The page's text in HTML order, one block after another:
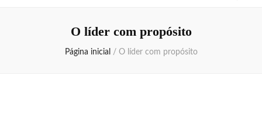
O líder com propósito
Página inicial / O líder com propósito